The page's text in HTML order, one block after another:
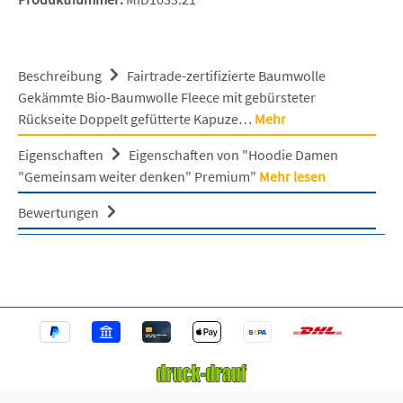
Beschreibung
Fairtrade-zertifizierte Baumwolle
Gekämmte Bio-Baumwolle Fleece mit gebürsteter
Rückseite Doppelt gefütterte Kapuze… Mehr
Eigenschaften
Eigenschaften von "Hoodie Damen
"Gemeinsam weiter denken" Premium" Mehr lesen
Bewertungen